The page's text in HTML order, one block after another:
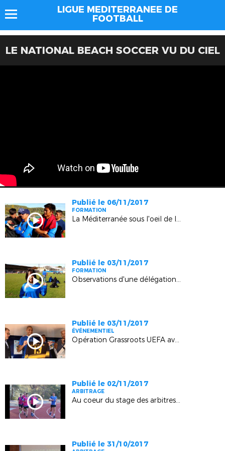
LIGUE MEDITERRANEE DE
FOOTBALL
LE NATIONAL BEACH SOCCER VU DU CIEL
Publié le 06/11/2017
FORMATION
La Méditerranée sous l'oeil de la Chine
Publié le 03/11/2017
FORMATION
Observations d'une délégation chinoise en Provence
Publié le 03/11/2017
ÉVÉNEMENTIEL
Opération Grassroots UEFA avec David Trezeguet (Stade Sevan-Marseille)
Publié le 02/11/2017
ARBITRAGE
Au coeur du stage des arbitres Elite Ligue (Boulouris)
Publié le 31/10/2017